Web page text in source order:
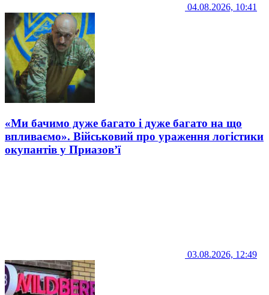
04.08.2026, 10:41
«Ми бачимо дуже багато і дуже багато на що
впливаємо». Військовий про ураження логістики
окупантів у Приазов’ї
03.08.2026, 12:49